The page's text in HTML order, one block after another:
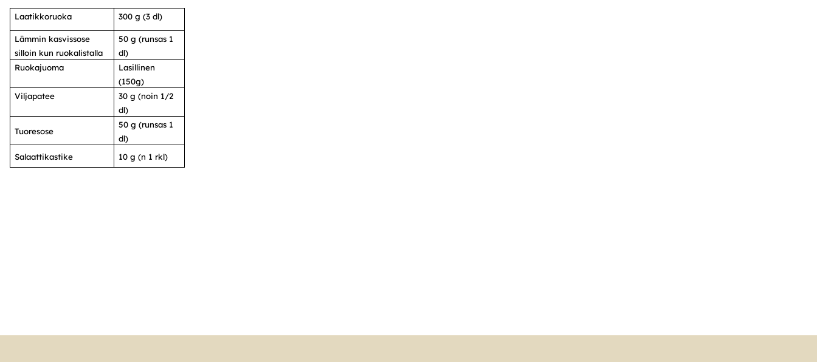
Laatikkoruoka 300 g (3 dl)
Lämmin kasvissose
silloin kun ruokalistalla
50 g (runsas 1
dl)
Ruokajuoma
Lasillinen
(150g)
Viljapatee
30 g (noin 1/2
dl)
Tuoresose
50 g (runsas 1
dl)
Salaattikastike
10 g (n 1 rkl)